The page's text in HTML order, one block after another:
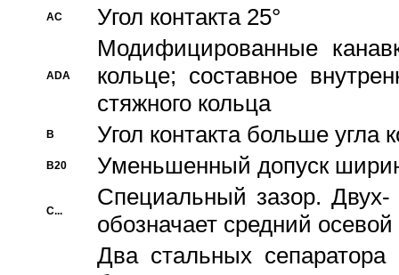
AC Угол контакта 25°
ADA
Модифицированные
кольце; составное
стяжного кольца
B Угол контакта больше угла
B20 Уменьшенный допуск
C...
Специальный зазор.
обозначает средний
Два стальных сепаратора